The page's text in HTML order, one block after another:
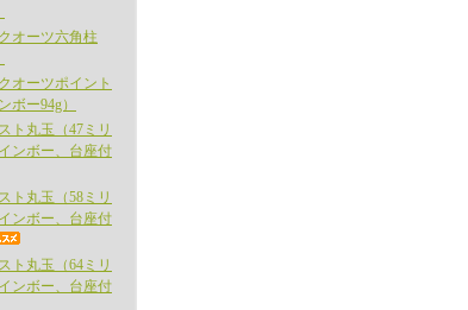
オーツ六角柱
オーツポイント
ボー94g）
ト丸玉（47ミリ
ンボー、台座付
ト丸玉（58ミリ
ンボー、台座付
ト丸玉（64ミリ
ンボー、台座付